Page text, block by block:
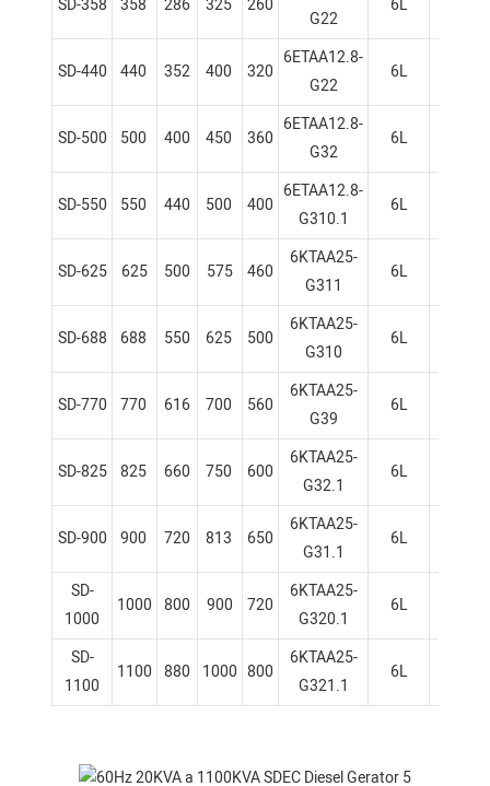
SD-358 358 286 325 260
G22
6L
SD-440 440 352 400 320
6ETAA12.8-
G22
6L
SD-500 500 400 450 360
6ETAA12.8-
G32
6L
SD-550 550 440 500 400
6ETAA12.8-
G310.1
6L
SD-625 625 500 575 460
6KTAA25-
G311
6L
SD-688 688 550 625 500
6KTAA25-
G310
6L
SD-770 770 616 700 560
6KTAA25-
G39
6L
SD-825 825 660 750 600
6KTAA25-
G32.1
6L
SD-900 900 720 813 650
6KTAA25-
G31.1
6L
SD-
1000
1000 800 900 720
6KTAA25-
G320.1
6L
SD-
1100
1100 880 1000 800
6KTAA25-
G321.1
6L